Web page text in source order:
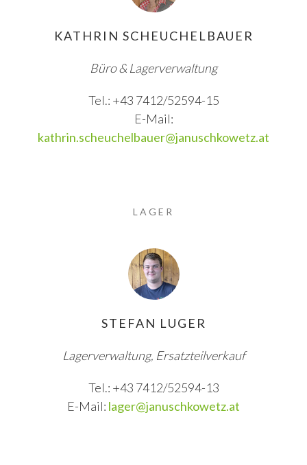
KATHRIN SCHEUCHELBAUER
Büro & Lagerverwaltung
Tel.: +43 7412/52594-15
E-Mail:
kathrin.scheuchelbauer@januschkowetz.at
LAGER
STEFAN LUGER
Lagerverwaltung, Ersatzteilverkauf
Tel.: +43 7412/52594-13
E-Mail: lager@januschkowetz.at